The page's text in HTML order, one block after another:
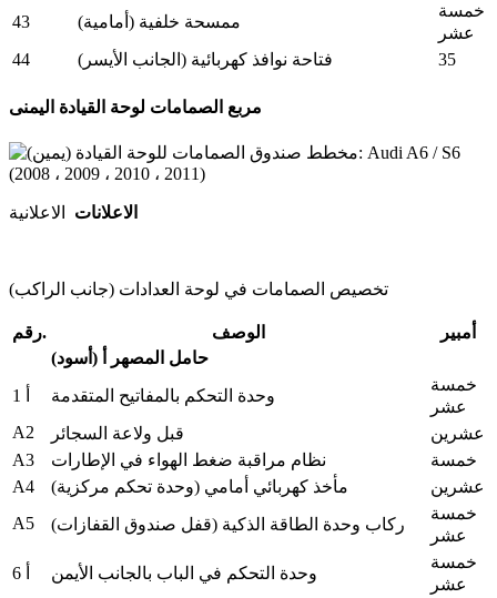
43 ممسحة خلفية (أمامية)
خمسة
عشر
44
فتاحة نوافذ كهربائية (الجانب الأيسر) 35
مربع الصمامات لوحة القيادة اليمنى
الاعلانات الاعلانية
تخصيص الصمامات في لوحة العدادات (جانب الراكب)
رقم. الوصف
أمبير
حامل المصهر أ (أسود)
وحدة التحكم بالمفاتيح المتقدمة
خمسة
عشر
A2
قبل ولاعة السجائر
عشرين
A3
نظام مراقبة ضغط الهواء في الإطارات
خمسة
A4
مأخذ كهربائي أمامي (وحدة تحكم مركزية)
عشرين
A5
ركاب وحدة الطاقة الذكية (قفل صندوق القفازات)
خمسة
عشر
وحدة التحكم في الباب بالجانب الأيمن
خمسة
عشر